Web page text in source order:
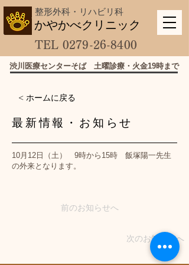
​かやかべクリニック
​整形外科・リハビリ科
TEL 0279-26-8400
​渋川医療センターそば 土曜診療・火金19時まで
< ホームに戻る
​最新情報・お知らせ
10月12日（土） 9時から15時 飯塚陽一先生
の外来となります。
前のお知らせへ
次のお知らせへ